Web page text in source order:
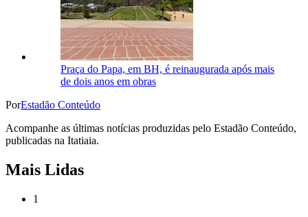
Praça do Papa, em BH, é reinaugurada após mais
de dois anos em obras
PorEstadão Conteúdo
Acompanhe as últimas notícias produzidas pelo Estadão Conteúdo,
publicadas na Itatiaia.
Mais Lidas
1